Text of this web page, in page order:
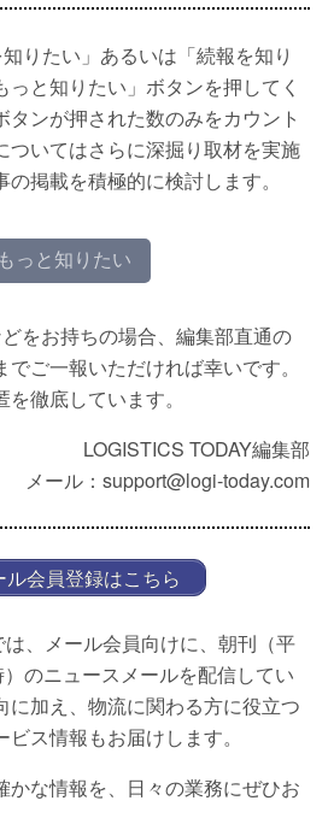
りたい」あるいは「続報を知り
と知りたい」ボタンを押してく
タンが押された数のみをカウント
ついてはさらに深掘り取材を実施
掲載を積極的に検討します。
もっと知りたい
をお持ちの場合、編集部直通の
ご一報いただければ幸いです。
徹底しています。
LOGISTICS TODAY編集部
メール：support@logi-today.com
ル会員登録はこちら
は、メール会員向けに、朝刊（平
のニュースメールを配信してい
に加え、物流に関わる方に役立つ
ス情報もお届けします。
かな情報を、日々の業務にぜひお